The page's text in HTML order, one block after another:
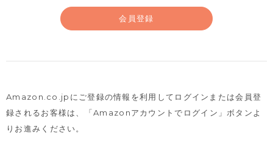
会員登録
Amazon.co.jpにご登録の情報を利用してログインまたは会員登
録されるお客様は、
「Amazonアカウントでログイン」ボタンよ
りお進みください。